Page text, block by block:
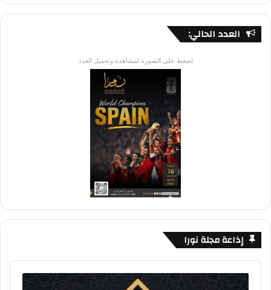
العدد الحالي:
إضغط على الصورة لمشاهدة وتحميل العدد
إذاعة مجلة نورا
Audio
Player